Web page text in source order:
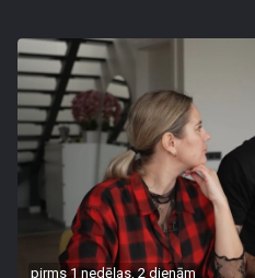
pirms 1 nedēļas, 2 dienām